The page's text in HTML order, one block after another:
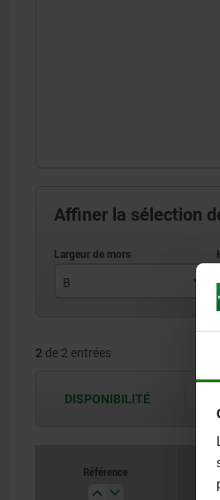
Affiner la sélection
B
125
2 de 2 entrées
DISPONIBILITÉ
Référence